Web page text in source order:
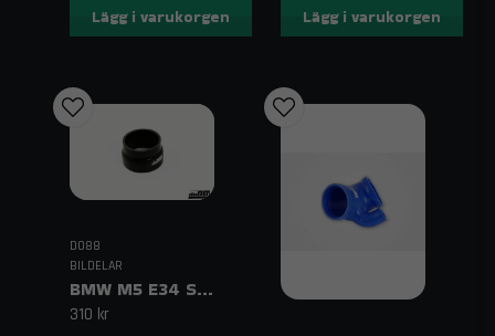
Lägg i varukorgen Lägg i varukorgen
DO88
BILDELAR
BMW M5 E34 Spjällhusslang Svart
310 kr